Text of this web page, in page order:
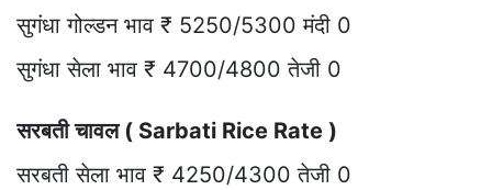
सुगंधा गोल्डन भाव ₹ 5250/5300 मंदी 0
सुगंधा सेला भाव ₹ 4700/4800 तेजी 0
सरबती चावल ( Sarbati Rice Rate )
सरबती सेला भाव ₹ 4250/4300 तेजी 0